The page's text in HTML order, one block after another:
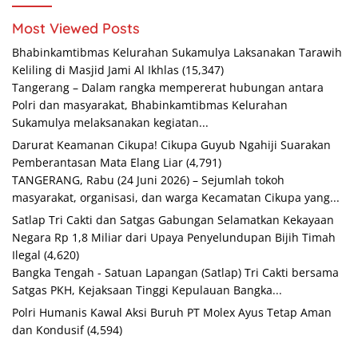
Most Viewed Posts
Bhabinkamtibmas Kelurahan Sukamulya Laksanakan Tarawih
Keliling di Masjid Jami Al Ikhlas (15,347)
Tangerang – Dalam rangka mempererat hubungan antara
Polri dan masyarakat, Bhabinkamtibmas Kelurahan
Sukamulya melaksanakan kegiatan...
Darurat Keamanan Cikupa! Cikupa Guyub Ngahiji Suarakan
Pemberantasan Mata Elang Liar (4,791)
TANGERANG, Rabu (24 Juni 2026) – Sejumlah tokoh
masyarakat, organisasi, dan warga Kecamatan Cikupa yang...
Satlap Tri Cakti dan Satgas Gabungan Selamatkan Kekayaan
Negara Rp 1,8 Miliar dari Upaya Penyelundupan Bijih Timah
Ilegal (4,620)
Bangka Tengah - Satuan Lapangan (Satlap) Tri Cakti bersama
Satgas PKH, Kejaksaan Tinggi Kepulauan Bangka...
Polri Humanis Kawal Aksi Buruh PT Molex Ayus Tetap Aman
dan Kondusif (4,594)